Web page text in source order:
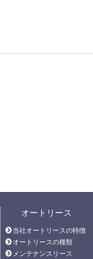
オートリース
当社オートリースの特徴
オートリースの種類
メンテナンスリース